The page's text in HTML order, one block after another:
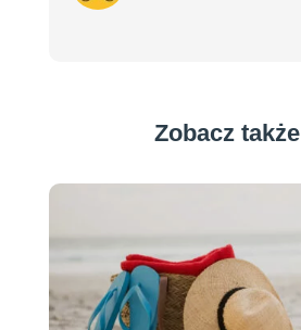
Zobacz także